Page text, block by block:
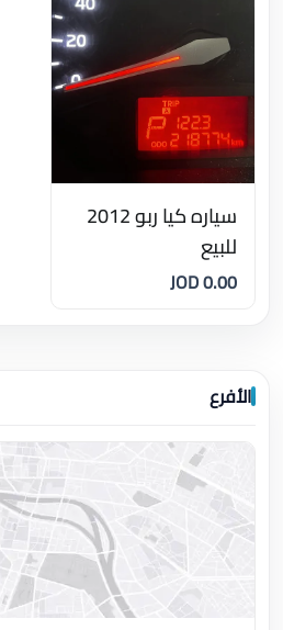
سياره كيا ربو 2012
للبيع
0.00 JOD
الأفرع